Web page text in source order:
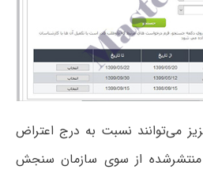
می‌توانند نسبت به درج اعتراض
منتشرشده از سوی سازمان سنجش